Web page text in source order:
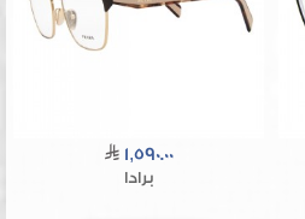
1,590.00
برادا